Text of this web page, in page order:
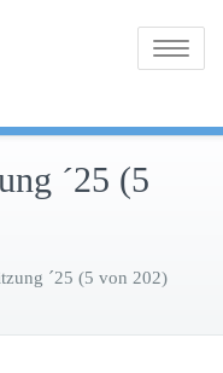
Toggle
´25 (5
´25 (5 von 202)